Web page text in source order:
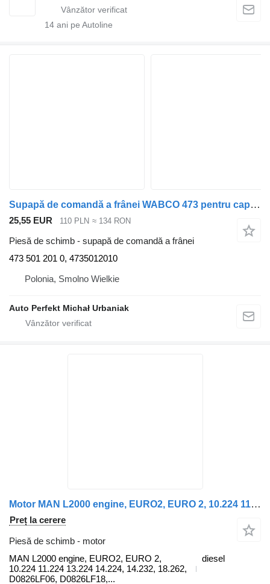
14 ani pe Autoline
Supapă de comandă a frânei WABCO 473 pentru cap tractor MAN g, g90, l2000, m2000l, m90, f90
25,55 EUR 110 PLN ≈ 134 RON
Piesă de schimb - supapă de comandă a frânei
473 501 201 0, 4735012010
Polonia, Smolno Wielkie
Auto Perfekt Michał Urbaniak
Motor MAN L2000 engine, EURO2, EURO 2, 10.224 11.224 13.224 14.224, 14.232 MAN pentru cap tractor MAN L2000
Preț la cerere
Piesă de schimb - motor
MAN L2000 engine, EURO2, EURO 2,
10.224 11.224 13.224 14.224, 14.232, 18.262,
D0826LF06, D0826LF18,...
diesel